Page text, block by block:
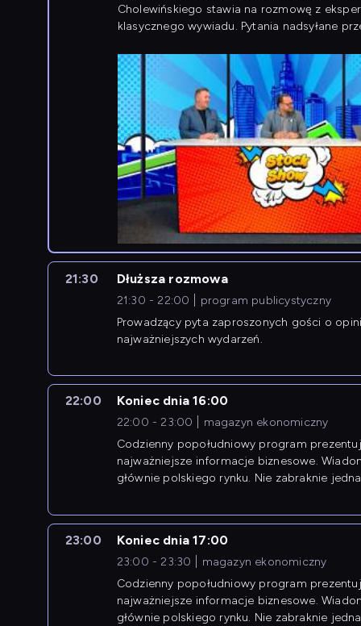
Cholewińskiego stawia na rozmowę z
klasycznego wywiadu. Pytania nadsyłane
21:30 Dłuższa rozmowa
21:30 - 22:00
program publicystyczny
Prowadzący pyta zaproszonych gości o
najważniejszych wydarzeń.
22:00 Koniec dnia 16:00
22:00 - 23:00
magazyn ekonomiczny
Codzienny popołudniowy program
najważniejsze informacje biznesowe.
głównie polskiego rynku. Nie zabraknie
23:00 Koniec dnia 17:00
23:00 - 23:30
magazyn ekonomiczny
Codzienny popołudniowy program
najważniejsze informacje biznesowe.
głównie polskiego rynku. Nie zabraknie